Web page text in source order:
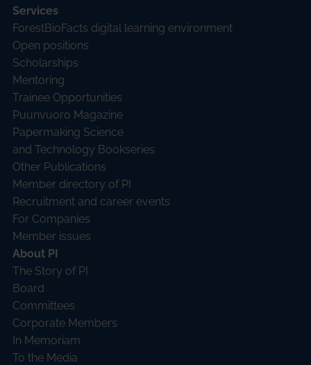
Services
ForestBioFacts digital learning environment
Open positions
Scholarships
Mentoring
Trainee Opportunities
Puunvuoro Magazine
Papermaking Science
and Technology Bookseries
Other Publications
Member directory of PI
Recruitment and career events
For Companies
Member issues
About PI
The Story of PI
Board
Committees
Corporate Members
In Memoriam
To the Media